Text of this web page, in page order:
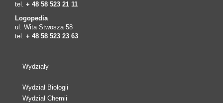
tel. + 48 58 523 21 11
Logopedia
ul. Wita Stwosza 58
tel. + 48 58 523 23 63
Wydziały
Wydział Biologii
Wydział Chemii